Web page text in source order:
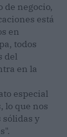
de negocio,
está
en
todos
del
en la
especial
lo que nos
y